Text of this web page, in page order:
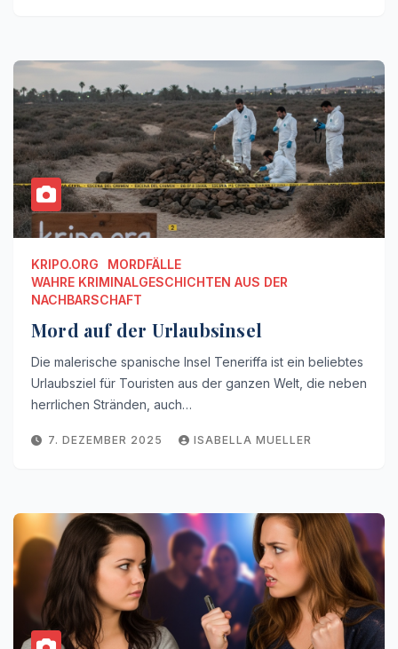
KRIPO.ORG
MORDFÄLLE
WAHRE KRIMINALGESCHICHTEN AUS DER
NACHBARSCHAFT
Mord auf der Urlaubsinsel
Die malerische spanische Insel Teneriffa ist ein beliebtes
Urlaubsziel für Touristen aus der ganzen Welt, die neben
herrlichen Stränden, auch…
7. DEZEMBER 2025 ISABELLA MUELLER